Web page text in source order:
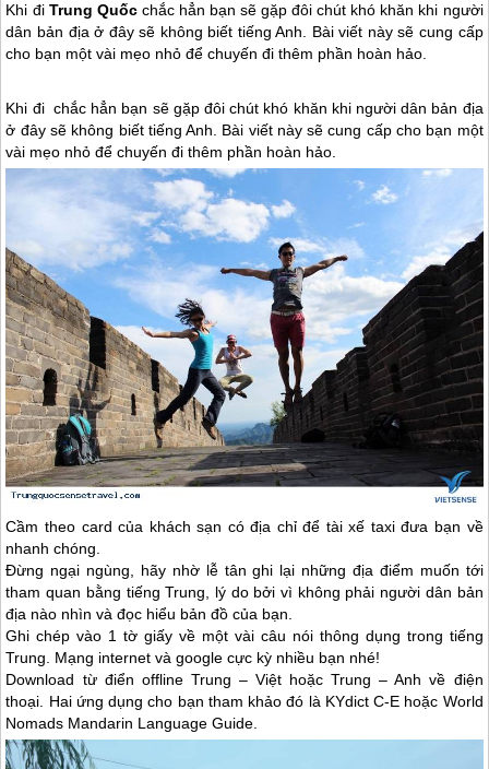
Khi đi Trung Quốcchắc hẳn bạn sẽ gặp đôi chút khó khăn khi người
dân bản địa ở đây sẽ không biết tiếng Anh. Bài viết này sẽ cung cấp
cho bạn một vài mẹo nhỏ để chuyến đi thêm phần hoàn hảo.
Khi đi chắc hẳn bạn sẽ gặp đôi chút khó khăn khi người dân bản địa
ở đây sẽ không biết tiếng Anh. Bài viết này sẽ cung cấp cho bạn một
vài mẹo nhỏ để chuyến đi thêm phần hoàn hảo.
Cầm theo card của khách sạn có địa chỉ để tài xế taxi đưa bạn về
nhanh chóng.
Đừng ngại ngùng, hãy nhờ lễ tân ghi lại những địa điểm muốn tới
tham quan bằng tiếng Trung, lý do bởi vì không phải người dân bản
địa nào nhìn và đọc hiểu bản đồ của bạn.
Ghi chép vào 1 tờ giấy về một vài câu nói thông dụng trong tiếng
Trung. Mạng internet và google cực kỳ nhiều bạn nhé!
Download từ điển offline Trung – Việt hoặc Trung – Anh về điện
thoại. Hai ứng dụng cho bạn tham khảo đó là KYdict C-E hoặc World
Nomads Mandarin Language Guide.